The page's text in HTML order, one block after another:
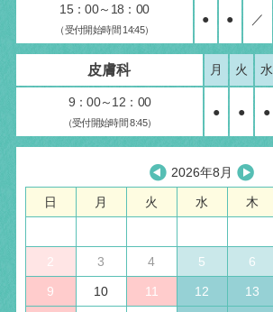
15：00～18：00
（受付開始時間 14:45）
● ● ／
皮膚科 月 火 水
9：00～12：00
（受付開始時間 8:45）
● ● ●
2026年8月
日 月 火 水 木
2 3 4 5 6
9 10 11 12 13